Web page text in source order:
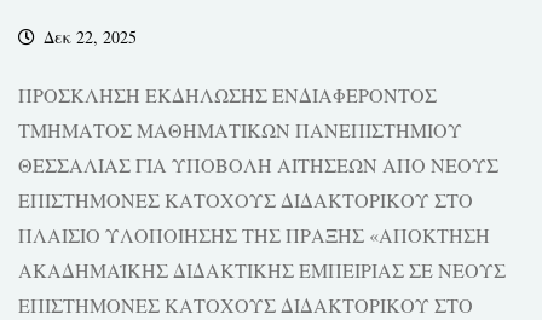
Δεκ 22, 2025
ΠΡΟΣΚΛΗΣΗ ΕΚΔΗΛΩΣΗΣ ΕΝΔΙΑΦΕΡΟΝΤΟΣ
ΤΜΗΜΑΤΟΣ ΜΑΘΗΜΑΤΙΚΩΝ ΠΑΝΕΠΙΣΤΗΜΙΟΥ
ΘΕΣΣΑΛΙΑΣ ΓΙΑ ΥΠΟΒΟΛΗ ΑΙΤΗΣΕΩΝ ΑΠΟ ΝΕΟΥΣ
ΕΠΙΣΤΗΜΟΝΕΣ ΚΑΤΟΧΟΥΣ ΔΙΔΑΚΤΟΡΙΚΟΥ ΣΤΟ
ΠΛΑΙΣΙΟ ΥΛΟΠΟΙΗΣΗΣ ΤΗΣ ΠΡΑΞΗΣ «ΑΠΟΚΤΗΣΗ
ΑΚΑΔΗΜΑΪΚΗΣ ΔΙΔΑΚΤΙΚΗΣ ΕΜΠΕΙΡΙΑΣ ΣΕ ΝΕΟΥΣ
ΕΠΙΣΤΗΜΟΝΕΣ ΚΑΤΟΧΟΥΣ ΔΙΔΑΚΤΟΡΙΚΟΥ ΣΤΟ